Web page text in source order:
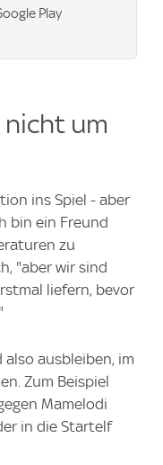
Play
nicht um
ins Spiel - aber
bin ein Freund
zu
"aber wir sind
liefern, bevor
ausbleiben, im
Zum Beispiel
Mamelodi
in die Startelf